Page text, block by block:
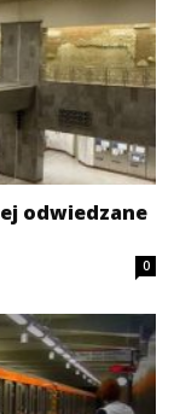
odwiedzane
0